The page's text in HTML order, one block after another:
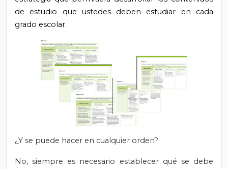
de estudio que ustedes deben estudiar en cada
grado escolar.
¿Y se puede hacer en cualquier orden?
No, siempre es necesario establecer qué se debe